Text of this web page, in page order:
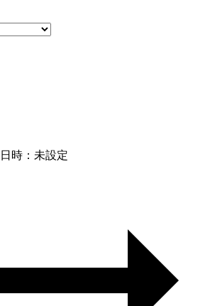
日時：未設定